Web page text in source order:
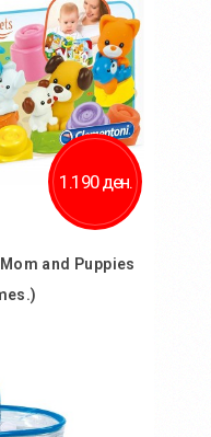
1.190 ден.
and Puppies